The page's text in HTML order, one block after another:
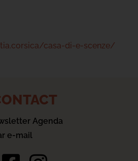
casa-di-e-scenze/
Agenda
e-mail